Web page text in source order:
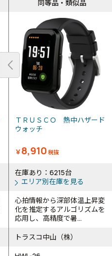
同等品・類似品
ＴＲＵＳＣＯ 熱中ハザード
ウォッチ
￥8,910 税抜
在庫あり：6215台
エリア別在庫を見る
心拍情報から深部体温上昇変
化を推定するアルゴリズムを
応用し、高精度で暑...
トラスコ中山（株）
同等品・類似品